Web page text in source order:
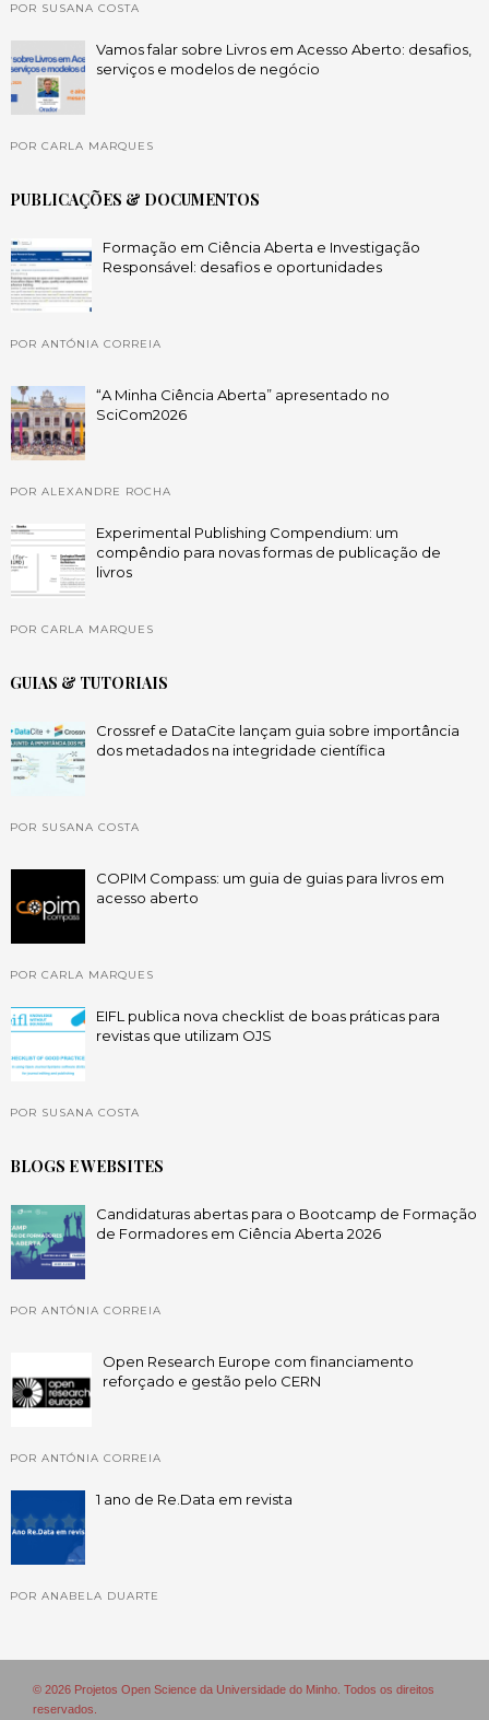
POR SUSANA COSTA
Vamos falar sobre Livros em Acesso Aberto: desafios,
serviços e modelos de negócio
POR CARLA MARQUES
PUBLICAÇÕES & DOCUMENTOS
Formação em Ciência Aberta e Investigação
Responsável: desafios e oportunidades
POR ANTÓNIA CORREIA
“A Minha Ciência Aberta” apresentado no
SciCom2026
POR ALEXANDRE ROCHA
Experimental Publishing Compendium: um
compêndio para novas formas de publicação de
livros
POR CARLA MARQUES
GUIAS & TUTORIAIS
Crossref e DataCite lançam guia sobre importância
dos metadados na integridade científica
POR SUSANA COSTA
COPIM Compass: um guia de guias para livros em
acesso aberto
POR CARLA MARQUES
EIFL publica nova checklist de boas práticas para
revistas que utilizam OJS
POR SUSANA COSTA
BLOGS E WEBSITES
Candidaturas abertas para o Bootcamp de Formação
de Formadores em Ciência Aberta 2026
POR ANTÓNIA CORREIA
Open Research Europe com financiamento
reforçado e gestão pelo CERN
POR ANTÓNIA CORREIA
1 ano de Re.Data em revista
POR ANABELA DUARTE
© 2026 Projetos Open Science da Universidade do Minho. Todos os direitos
reservados.